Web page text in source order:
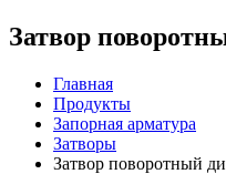
Затвор
Главная
Продукты
Запорная арматура
Затворы
Затвор поворотный